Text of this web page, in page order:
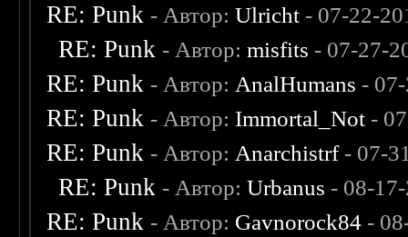
RE: Punk - Автор:Ulricht - 07-22-
RE: Punk - Автор:misfits - 07-27-
RE: Punk - Автор: AnalHumans -
RE: Punk - Автор: Immortal_Not -
RE: Punk - Автор: Anarchistrf- 07-
RE: Punk - Автор:Urbanus - 08-
RE: Punk - Автор: Gavnorock84 -